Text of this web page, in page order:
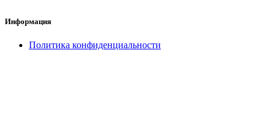
Информация
Политика конфиденциальности